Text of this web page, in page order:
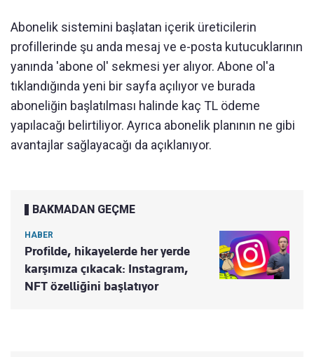
Abonelik sistemini başlatan içerik üreticilerin
profillerinde şu anda mesaj ve e-posta kutucuklarının
yanında 'abone ol' sekmesi yer alıyor. Abone ol'a
tıklandığında yeni bir sayfa açılıyor ve burada
aboneliğin başlatılması halinde kaç TL ödeme
yapılacağı belirtiliyor. Ayrıca abonelik planının ne gibi
avantajlar sağlayacağı da açıklanıyor.
BAKMADAN GEÇME
HABER
Profilde, hikayelerde her yerde
karşımıza çıkacak: Instagram,
NFT özelliğini başlatıyor